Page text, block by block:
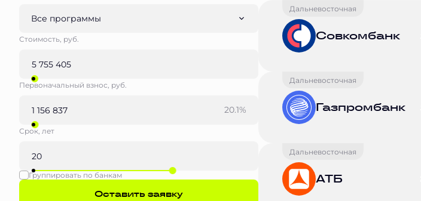
Все программы
Стоимость, руб.
Первоначальный взнос, руб.
20.1%
Срок, лет
Группировать по банкам
Оставить заявку
Дальневосточная
Совкомбанк
Дальневосточная
Газпромбанк
Дальневосточная
АТБ